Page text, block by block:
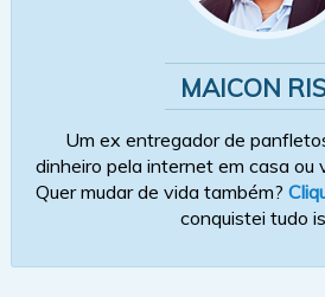
MAICON
Um ex entregador de
dinheiro pela internet em casa ou
Quer mudar de vida também?
conquistei tudo